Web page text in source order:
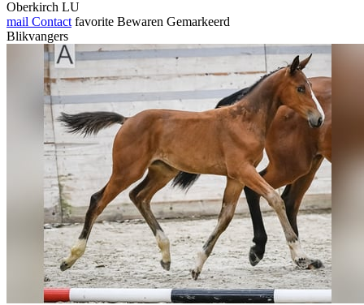
Oberkirch LU
mail Contact favorite Bewaren Gemarkeerd
Blikvangers